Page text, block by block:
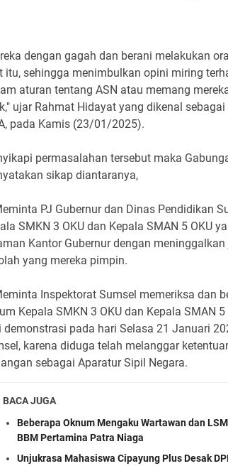
dengan gagah dan berani melakukan
itu, sehingga menimbulkan opini miring
aturan tentang ASN atau memang
ujar Rahmat Hidayat yang dikenal
pada Kamis (23/01/2025).
permasalahan tersebut maka
sikap diantaranya,
PJ Gubernur dan Dinas Pendidikan
SMKN 3 OKU dan Kepala SMAN 5 OKU
Kantor Gubernur dengan
yang mereka pimpin.
Inspektorat Sumsel memeriksa dan
Kepala SMKN 3 OKU dan Kepala SMAN
demonstrasi pada hari Selasa 21 Januari
karena diduga telah melanggar
sebagai Aparatur Sipil Negara.
BACA JUGA
Beberapa Oknum Mengaku Wartawan dan
BBM Pertamina Patra Niaga
Unjukrasa Mahasiswa Cipayung Plus Desak